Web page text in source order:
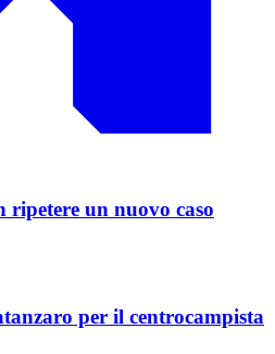
un nuovo caso
per il centrocampista